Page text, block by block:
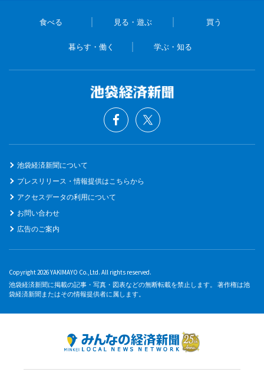
食べる 見る・遊ぶ 買う
暮らす・働く 学ぶ・知る
池袋経済新聞について
プレスリリース・情報提供はこちらから
アクセスデータの利用について
お問い合わせ
広告のご案内
Copyright 2026 YAKIMAYO Co.,Ltd. All rights reserved.
池袋経済新聞に掲載の記事・写真・図表などの無断転載を禁止します。 著作権は池
袋経済新聞またはその情報提供者に属します。